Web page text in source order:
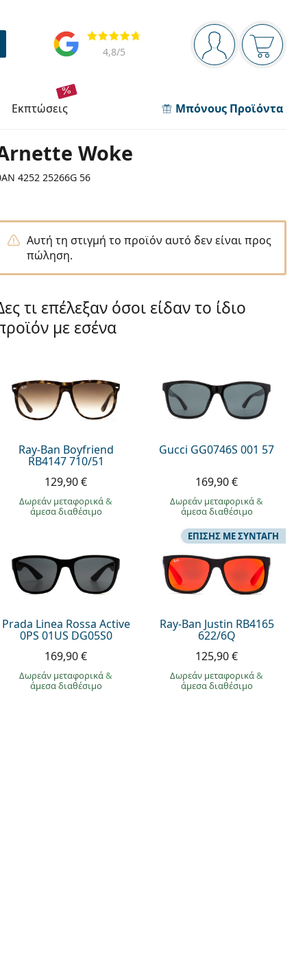
Πίνακας πλοήγησης
Είστε
Το
Αξιολογήσεις
4,8/5
εκπτώσεις Μπόνους Προϊόντα
Woke
4252 25266G 56
Αυτή τη στιγμή το προϊόν αυτό δεν είναι προς
πώληση.
τι επέλεξαν όσοι είδαν το ίδιο
με εσένα
Ray-Ban Boyfriend
RB4147 710/51
129,90 €
Δωρεάν μεταφορικά&
άμεσα διαθέσιμο
Gucci GG0746S 001 57
169,90 €
Δωρεάν μεταφορικά&
άμεσα διαθέσιμο
Prada Linea Rossa Active
0PS 01US DG05S0
169,90 €
Δωρεάν μεταφορικά&
άμεσα διαθέσιμο
Ray-Ban Justin RB4165
622/6Q
ΕΠΊΣΗΣ ΜΕ ΣΥΝΤΑΓΉ
125,90 €
Δωρεάν μεταφορικά&
άμεσα διαθέσιμο